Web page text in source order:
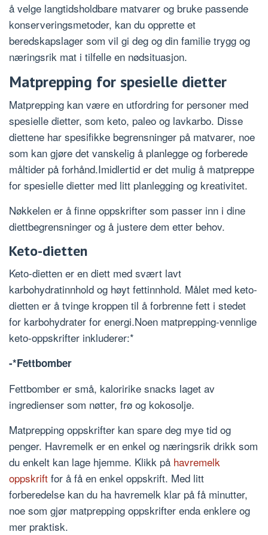
å velge langtidsholdbare matvarer og bruke passende
konserveringsmetoder, kan du opprette et
beredskapslager som vil gi deg og din familie trygg og
næringsrik mat i tilfelle en nødsituasjon.
Matprepping for spesielle dietter
Matprepping kan være en utfordring for personer med
spesielle dietter, som keto, paleo og lavkarbo. Disse
diettene har spesifikke begrensninger på matvarer, noe
som kan gjøre det vanskelig å planlegge og forberede
måltider på forhånd.Imidlertid er det mulig å matpreppe
for spesielle dietter med litt planlegging og kreativitet.
Nøkkelen er å finne oppskrifter som passer inn i dine
diettbegrensninger og å justere dem etter behov.
Keto-dietten
Keto-dietten er en diett med svært lavt
karbohydratinnhold og høyt fettinnhold. Målet med keto-
dietten er å tvinge kroppen til å forbrenne fett i stedet
for karbohydrater for energi.Noen matprepping-vennlige
keto-oppskrifter inkluderer:*
-*Fettbomber
Fettbomber er små, kaloririke snacks laget av
ingredienser som nøtter, frø og kokosolje.
Matprepping oppskrifter kan spare deg mye tid og
penger. Havremelk er en enkel og næringsrik drikk som
du enkelt kan lage hjemme. Klikk på havremelk
oppskrift for å få en enkel oppskrift. Med litt
forberedelse kan du ha havremelk klar på få minutter,
noe som gjør matprepping oppskrifter enda enklere og
mer praktisk.